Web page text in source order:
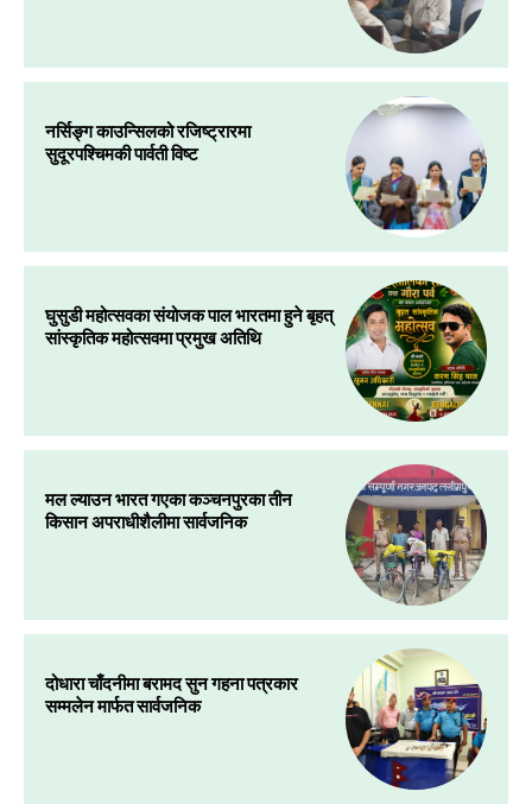
नर्सिङ्ग काउन्सिलको रजिष्ट्रारमा
सुदूरपश्चिमकी पार्वती विष्ट
घुसुडी महोत्सवका संयोजक पाल भारतमा हुने बृहत्
सांस्कृतिक महोत्सवमा प्रमुख अतिथि
मल ल्याउन भारत गएका कञ्चनपुरका तीन
किसान अपराधीशैलीमा सार्वजनिक
दोधारा चाँदनीमा बरामद सुन गहना पत्रकार
सम्मलेन मार्फत सार्वजनिक